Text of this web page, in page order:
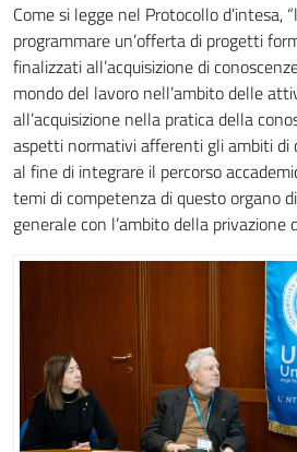
Come si legge nel Protocollo d’intesa,
programmare un’offerta di progetti
finalizzati all’acquisizione di
mondo del lavoro nell’ambito delle
all’acquisizione nella pratica della
aspetti normativi afferenti gli ambiti di
al fine di integrare il percorso
temi di competenza di questo organo
generale con l’ambito della privazione